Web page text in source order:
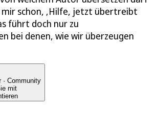
mir schon, ‚Hilfe, jetzt übertreibt
führt doch nur zu
bei denen, wie wir überzeugen
· Community
mit